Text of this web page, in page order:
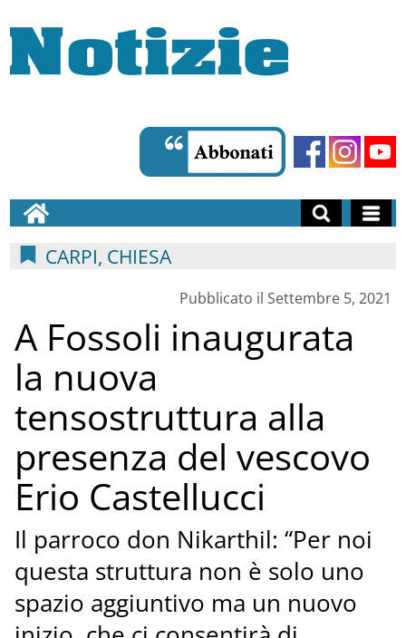
CARPI, CHIESA
Pubblicato il Settembre 5, 2021
A Fossoli inaugurata
la nuova
tensostruttura alla
presenza del vescovo
Erio Castellucci
Il parroco don Nikarthil: “Per noi
questa struttura non è solo uno
spazio aggiuntivo ma un nuovo